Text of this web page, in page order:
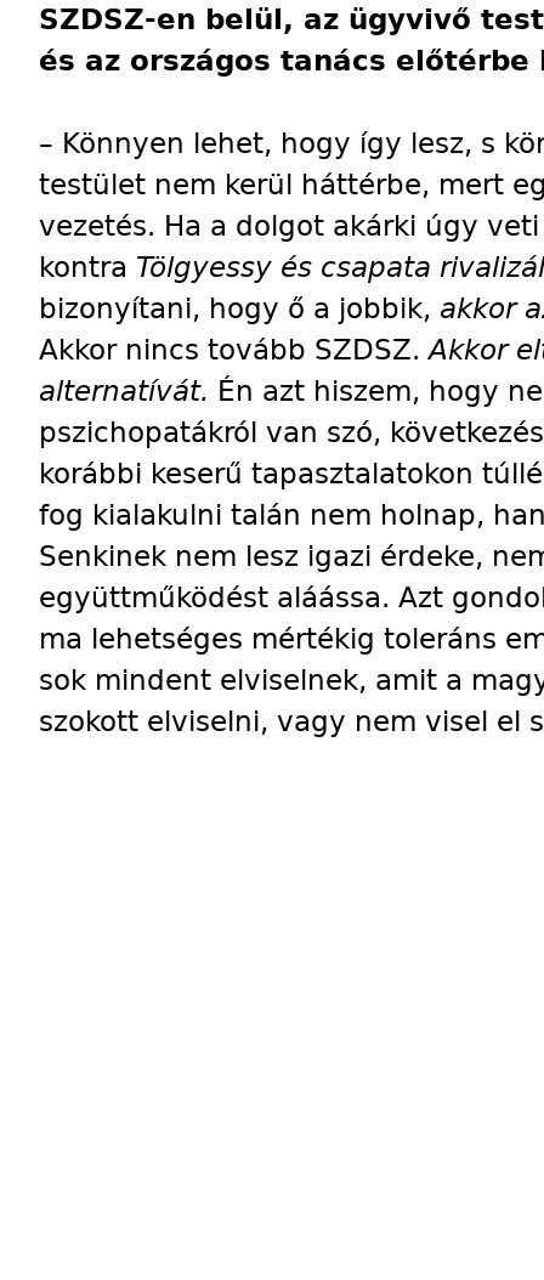
SZDSZ-en belül, az ügyvivő
és az országos tanács előtérbe
– Könnyen lehet, hogy így lesz, s
testület nem kerül háttérbe, mert
vezetés. Ha a dolgot akárki úgy
kontra Tölgyessy és csapata
bizonyítani, hogy ő a jobbik, akkor
Akkor nincs tovább SZDSZ.Akkor
alternatívát. Én azt hiszem, hogy
pszichopatákról van szó,
korábbi keserű tapasztalatokon
fog kialakulni talán nem holnap,
Senkinek nem lesz igazi érdeke,
együttműködést aláássa. Azt
ma lehetséges mértékig toleráns
sok mindent elviselnek, amit a
szokott elviselni, vagy nem visel el